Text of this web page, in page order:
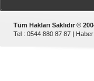
Tüm Hakları Saklıdır ©
Tel : 0544 880 87 87 |